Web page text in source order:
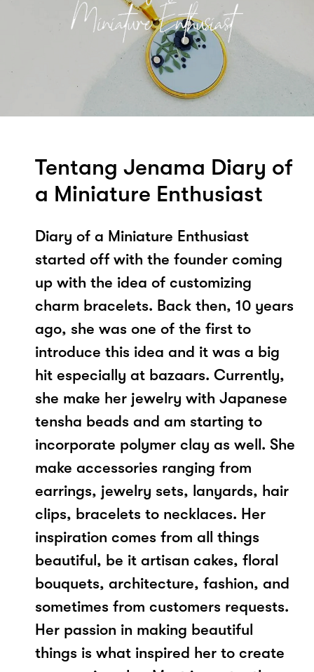
Tentang Jenama Diary of
a Miniature Enthusiast
Diary of a Miniature Enthusiast
started off with the founder coming
up with the idea of customizing
charm bracelets. Back then, 10 years
ago, she was one of the first to
introduce this idea and it was a big
hit especially at bazaars. Currently,
she make her jewelry with Japanese
tensha beads and am starting to
incorporate polymer clay as well. She
make accessories ranging from
earrings, jewelry sets, lanyards, hair
clips, bracelets to necklaces. Her
inspiration comes from all things
beautiful, be it artisan cakes, floral
bouquets, architecture, fashion, and
sometimes from customers requests.
Her passion in making beautiful
things is what inspired her to create